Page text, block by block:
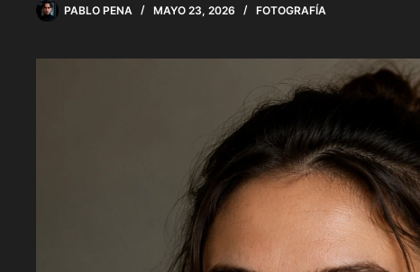
PABLO PENA MAYO 23, 2026 FOTOGRAFÍA